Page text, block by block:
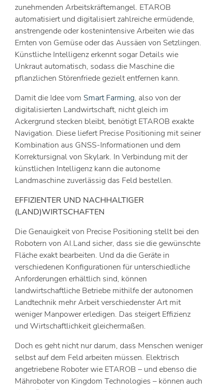
zunehmenden Arbeitskräftemangel. ETAROB
automatisiert und digitalisiert zahlreiche ermüdende,
anstrengende oder kostenintensive Arbeiten wie das
Ernten von Gemüse oder das Aussäen von Setzlingen.
Künstliche Intelligenz erkennt sogar Details wie
Unkraut automatisch, sodass die Maschine die
pflanzlichen Störenfriede gezielt entfernen kann.
Damit die Idee vom Smart Farming, also von der
digitalisierten Landwirtschaft, nicht gleich im
Ackergrund stecken bleibt, benötigt ETAROB exakte
Navigation. Diese liefert Precise Positioning mit seiner
Kombination aus GNSS-Informationen und dem
Korrektursignal von Skylark. In Verbindung mit der
künstlichen Intelligenz kann die autonome
Landmaschine zuverlässig das Feld bestellen.
EFFIZIENTER UND NACHHALTIGER
(LAND)WIRTSCHAFTEN
Die Genauigkeit von Precise Positioning stellt bei den
Robotern von AI.Land sicher, dass sie die gewünschte
Fläche exakt bearbeiten. Und da die Geräte in
verschiedenen Konfigurationen für unterschiedliche
Anforderungen erhältlich sind, können
landwirtschaftliche Betriebe mithilfe der autonomen
Landtechnik mehr Arbeit verschiedenster Art mit
weniger Manpower erledigen. Das steigert Effizienz
und Wirtschaftlichkeit gleichermaßen.
Doch es geht nicht nur darum, dass Menschen weniger
selbst auf dem Feld arbeiten müssen. Elektrisch
angetriebene Roboter wie ETAROB – und ebenso die
Mähroboter von Kingdom Technologies – können auch